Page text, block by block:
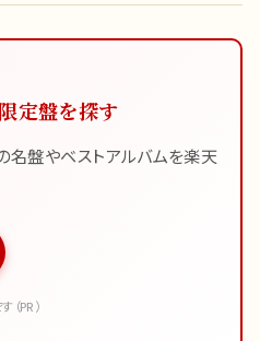
定盤を探す
名盤やベストアルバムを楽天
PR）